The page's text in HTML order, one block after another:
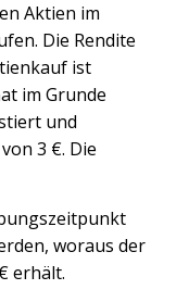
Aktien im
Die Rendite
ist
im Grunde
und
3 €. Die
woraus der
erhält.